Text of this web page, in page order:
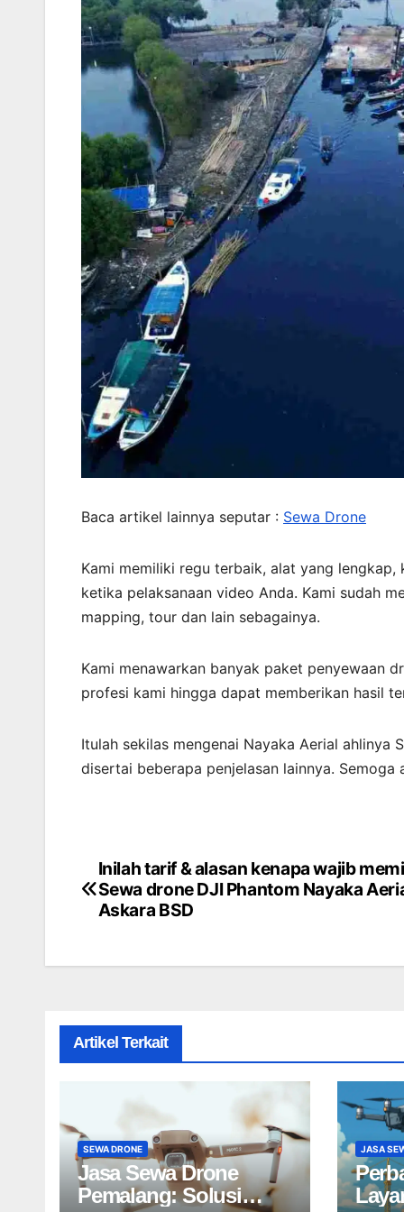
Baca artikel lainnya seputar : Sewa Drone
Kami memiliki regu terbaik, alat yang
ketika pelaksanaan video Anda. Kami sudah
mapping, tour dan lain sebagainya.
Kami menawarkan banyak paket penyewaan
profesi kami hingga dapat memberikan hasil
Itulah sekilas mengenai Nayaka Aerial ahlinya
disertai beberapa penjelasan lainnya. Semoga
Post
navigation
Inilah tarif & alasan kenapa wajib
Sewa drone DJI Phantom Nayaka
Askara BSD
Artikel Terkait
SEWA DRONE
Jasa Sewa Drone
Pemalang: Solusi
JASA